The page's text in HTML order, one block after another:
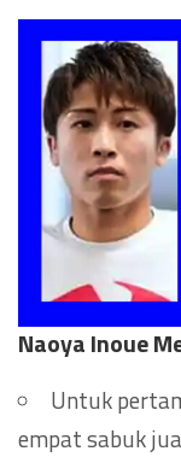
Naoya Inoue
Untuk
empat sabuk